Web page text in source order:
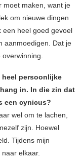
moet maken, want je
om nieuwe dingen
een heel goed gevoel
aanmoedigen. Dat je
heel persoonlijke
in. In die zin dat
een cynicus?
wel om te lachen,
zijn. Hoewel
Tijdens mijn
elkaar.